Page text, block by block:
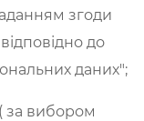
згоди
до
даних";
за вибором